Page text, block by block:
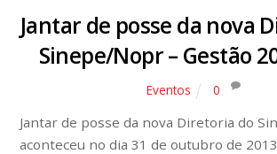
Jantar de posse da nova
Sinepe/Nopr – Gestão
Eventos 0
Jantar de posse da nova Diretoria do
aconteceu no dia 31 de outubro de